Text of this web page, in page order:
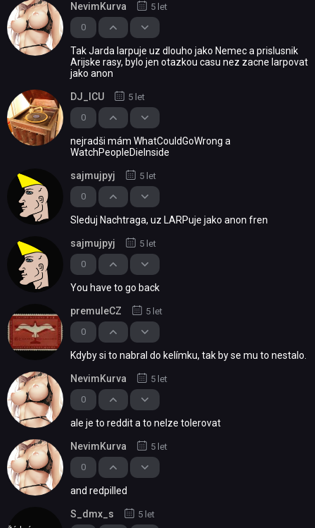
0
NevimKurva 5 let
Tak Jarda larpuje uz dlouho jako Nemec a prislusnik
Arijske rasy, bylo jen otazkou casu nez zacne larpovat
jako anon
0
DJ_ICU 5 let
nejradši mám WhatCouldGoWrong a
WatchPeopleDieInside
0
sajmujpyj 5 let
Sleduj Nachtraga, uz LARPuje jako anon fren
0
sajmujpyj 5 let
You have to go back
0
premuleCZ 5 let
Kdyby si to nabral do kelímku, tak by se mu to nestalo.
0
NevimKurva 5 let
ale je to reddit a to nelze tolerovat
0
NevimKurva 5 let
and redpilled
S_dmx_s 5 let